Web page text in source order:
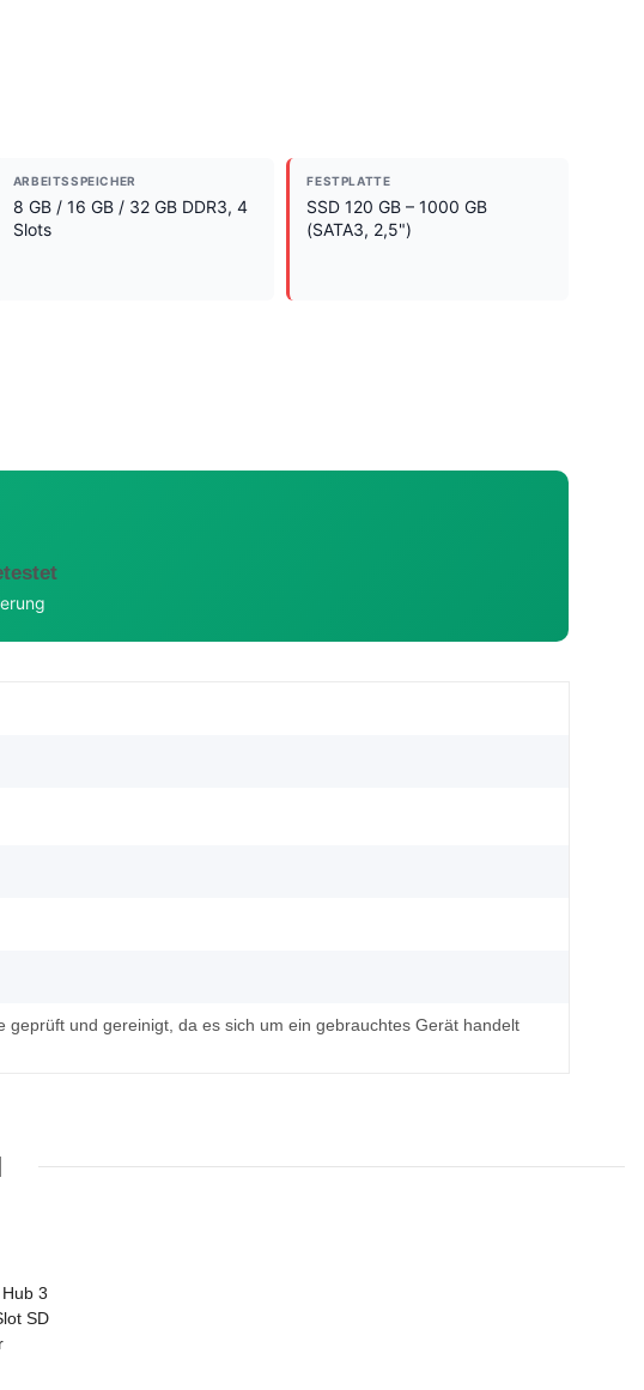
ARBEITSSPEICHER
8 GB / 16 GB / 32 GB DDR3, 4
Slots
FESTPLATTE
SSD 120 GB – 1000 GB
(SATA3, 2,5")
und gereinigt, da es sich um ein gebrauchtes Gerät handelt